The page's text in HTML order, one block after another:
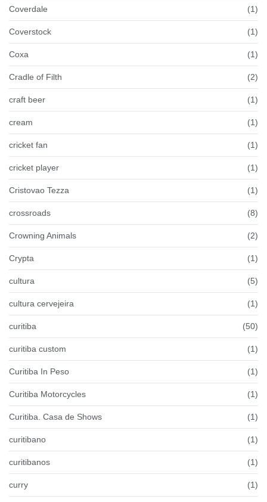
Coverdale (1)
Coverstock (1)
Coxa (1)
Cradle of Filth (2)
craft beer (1)
cream (1)
cricket fan (1)
cricket player (1)
Cristovao Tezza (1)
crossroads (8)
Crowning Animals (2)
Crypta (1)
cultura (5)
cultura cervejeira (1)
curitiba (50)
curitiba custom (1)
Curitiba In Peso (1)
Curitiba Motorcycles (1)
Curitiba. Casa de Shows (1)
curitibano (1)
curitibanos (1)
curry (1)